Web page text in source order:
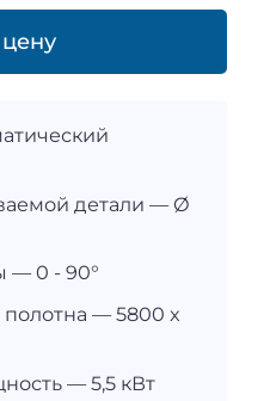
детали — Ø
— 0 - 90°
— 5800 x
— 5,5 кВт